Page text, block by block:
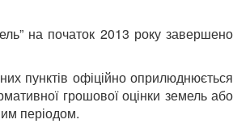
на початок 2013 року завершено
пунктів офіційно оприлюднюється
грошової оцінки земель або
періодом.